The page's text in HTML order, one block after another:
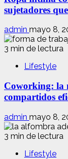
sujetadores
admin mayo 8,
3 min de lectura
Lifestyle
Coworking: la
compartidos
admin mayo 8,
3 min de lectura
Lifestyle